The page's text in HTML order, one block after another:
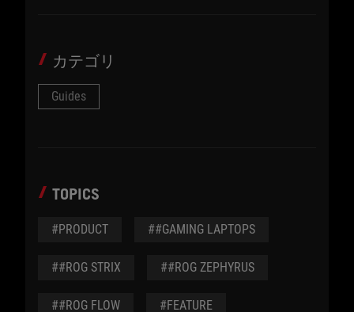
カテゴリ
Guides
TOPICS
#PRODUCT ##GAMING LAPTOPS
##ROG STRIX ##ROG ZEPHYRUS
##ROG FLOW #FEATURE